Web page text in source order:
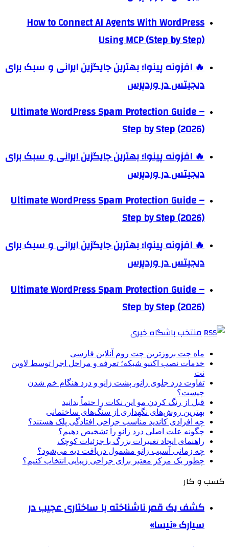
How to Connect AI Agents With WordPress
Using MCP (Step by Step)
🔥 افزونه پینوا؛ بهترین جایگزین ایرانی و سبک برای
دیجیتس در وردپرس
Ultimate WordPress Spam Protection Guide –
Step by Step (2026)
🔥 افزونه پینوا؛ بهترین جایگزین ایرانی و سبک برای
دیجیتس در وردپرس
Ultimate WordPress Spam Protection Guide –
Step by Step (2026)
🔥 افزونه پینوا؛ بهترین جایگزین ایرانی و سبک برای
دیجیتس در وردپرس
Ultimate WordPress Spam Protection Guide –
Step by Step (2026)
منتخب باشگاه خبری
ماه چت بروزترین چت روم آنلاین فارسی
خدمات نصب اکتیو شبکه؛ تعرفه و مراحل اجرا توسط لاوین
نت
تفاوت درد جلوی زانو، پشت زانو و درد هنگام خم شدن
چیست؟
قبل از رنگ کردن مو این نکات را حتماً بدانید
بهترین روش‌های نگهداری از سنگ‌های ساختمانی
چه افرادی کاندید مناسب جراحی افتادگی پلک هستند؟
چگونه علت اصلی درد زانو را تشخیص دهیم؟
راهنمای ایجاد تغییرات بزرگ با جزئیات کوچک
چه زمانی آسیب زانو مشمول دریافت دیه می‌شود؟
چطور یک مرکز معتبر برای جراحی زیبایی انتخاب کنیم؟
کسب و کار
کشف یک قمر ناشناخته با ساختاری عجیب در
سیارک «نیسا»